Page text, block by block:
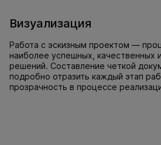
Визуализация
Работа с эскизным проектом —
наиболее успешных, качественных
решений. Составление четкой
подробно отразить каждый этап
прозрачность в процессе